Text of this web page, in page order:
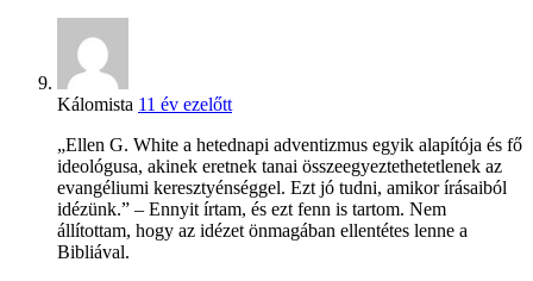
Kálomista 11 év ezelőtt
„Ellen G. White a hetednapi adventizmus egyik alapítója és fő
ideológusa, akinek eretnek tanai összeegyeztethetetlenek az
evangéliumi keresztyénséggel. Ezt jó tudni, amikor írásaiból
idézünk.” – Ennyit írtam, és ezt fenn is tartom. Nem
állítottam, hogy az idézet önmagában ellentétes lenne a
Bibliával.